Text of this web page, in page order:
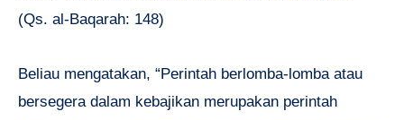
(Qs. al-Baqarah: 148)
Beliau mengatakan, “Perintah berlomba-lomba atau
bersegera dalam kebajikan merupakan perintah